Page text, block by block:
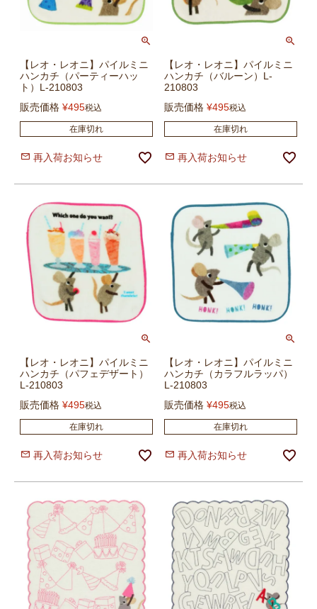
【レオ・レオニ】パイルミニ
ハンカチ（パーティーハッ
ト）L-210803
販売価格 ¥495税込
在庫切れ
再入荷お知らせ
【レオ・レオニ】パイルミニ
ハンカチ（バルーン）L-
210803
販売価格 ¥495税込
在庫切れ
再入荷お知らせ
【レオ・レオニ】パイルミニ
ハンカチ（パフェデザート）
L-210803
販売価格 ¥495税込
在庫切れ
再入荷お知らせ
【レオ・レオニ】パイルミニ
ハンカチ（カラフルラッパ）
L-210803
販売価格 ¥495税込
在庫切れ
再入荷お知らせ